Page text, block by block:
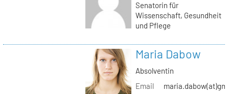
Senatorin für
Wissenschaft, Gesundheit
und Pflege
Maria Dabow
Absolventin
Email